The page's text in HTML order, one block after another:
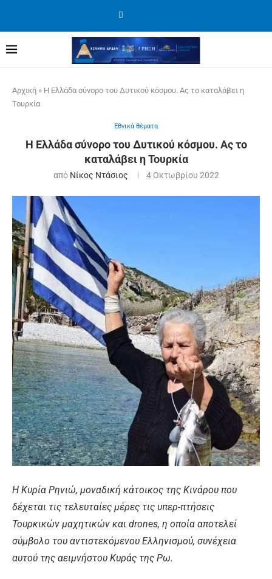
Αρχική » Η Ελλάδα σύνορο του Δυτικού κόσμου. Ας το καταλάβει η
Τουρκία
Εθνικά θέματα
Η Ελλάδα σύνορο του Δυτικού κόσμου. Ας το
καταλάβει η Τουρκία
από Νίκος Ντάσιος 4 Οκτωβρίου 2022
H Κυρία Ρηνιώ, μοναδική κάτοικος της Κινάρου που
δέχεται τις τελευταίες μέρες τις υπερ-πτήσεις
Τουρκικών μαχητικών και drones, η οποία αποτελεί
σύμβολο του αντιστεκόμενου Ελληνισμού, συνέχεια
αυτού της αειμνήστου Κυράς της Ρω.